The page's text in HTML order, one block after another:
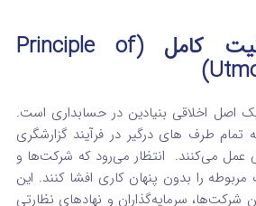
اصل حسن نیت کامل (Principle of
اخلاقی بنیادین در حسابداری است.
طرف‌ های درگیر در فرآیند گزارشگری
عمل می‌کنند. انتظار می‌رود که شرکت‌ها و
مربوطه را بدون پنهان‌ کاری افشا کنند. این
شرکت‌ها، سرمایه‌گذاران و نهادهای نظارتی